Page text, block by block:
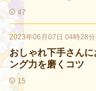
47
2023年06月07日 04時28
おしゃれ下手さん
ング力を磨くコツ
15